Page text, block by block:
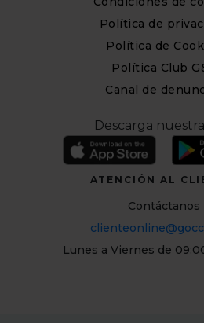
Política de
Política de
Política Club
Canal de
Descarga
ATENCIÓN AL
Contáctanos
Lunes a Viernes de